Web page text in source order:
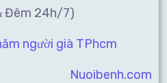
Đêm 24h/7)
người già TPhcm
Nuoibenh.com